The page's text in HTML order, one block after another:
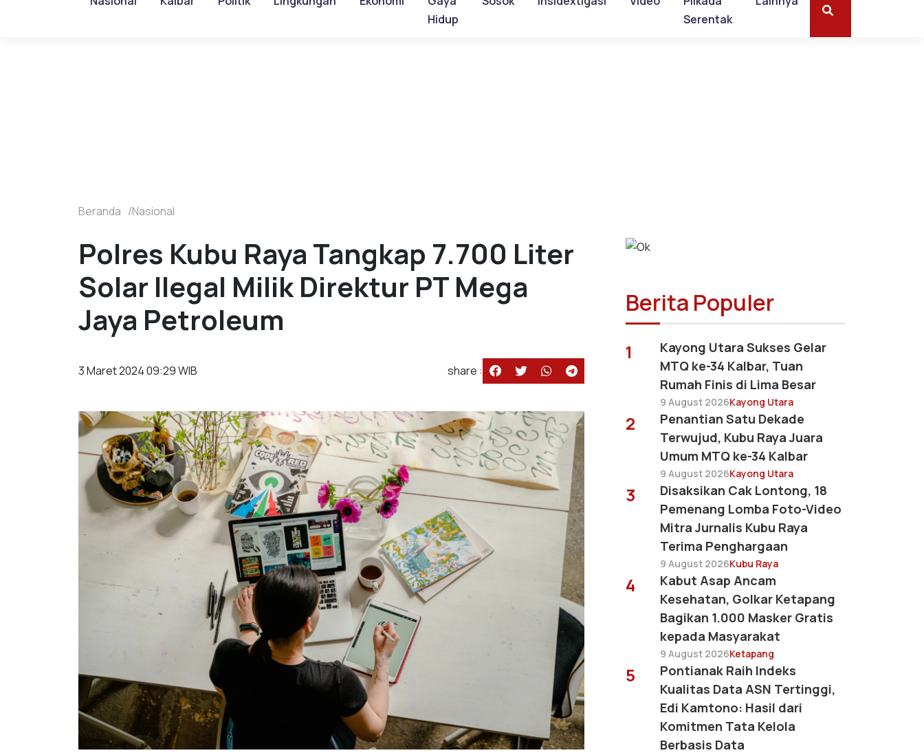
Hidup
Serentak
Beranda Nasional
Polres Kubu Raya Tangkap 7.700 Liter
Solar Ilegal Milik Direktur PT Mega
Jaya Petroleum
3 Maret 2024 09:29 WIB share :
Berita Populer
1
Kayong Utara Sukses Gelar
MTQ ke-34 Kalbar, Tuan
Rumah Finis di Lima Besar
9 August 2026Kayong Utara
2
Penantian Satu Dekade
Terwujud, Kubu Raya Juara
Umum MTQ ke-34 Kalbar
9 August 2026Kayong Utara
3
Disaksikan Cak Lontong, 18
Pemenang Lomba Foto-Video
Mitra Jurnalis Kubu Raya
Terima Penghargaan
9 August 2026Kubu Raya
4
Kabut Asap Ancam
Kesehatan, Golkar Ketapang
Bagikan 1.000 Masker Gratis
kepada Masyarakat
9 August 2026Ketapang
5
Pontianak Raih Indeks
Kualitas Data ASN Tertinggi,
Edi Kamtono: Hasil dari
Komitmen Tata Kelola
Berbasis Data